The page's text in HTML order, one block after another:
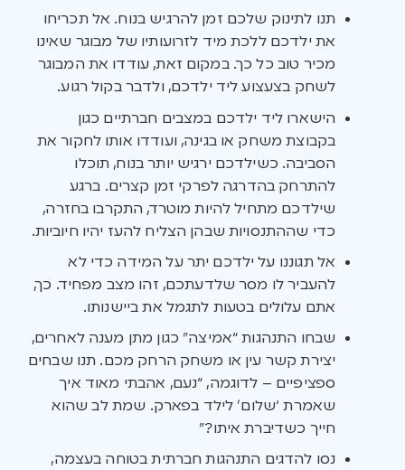
תנו לתינוק שלכם זמן להרגיש בנוח. אל תכריחו
את ילדכם ללכת מיד לזרועותיו של מבוגר שאינו
מכיר טוב כל כך. במקום זאת, עודדו את המבוגר
לשחק בצעצוע ליד ילדכם, ולדבר בקול רגוע.
הישארו ליד ילדכם במצבים חברתיים כגון
בקבוצת משחק או בגינה, ועודדו אותו לחקור את
הסביבה. כשילדכם ירגיש יותר בנוח, תוכלו
להתרחק בהדרגה לפרקי זמן קצרים. ברגע
שילדכם מתחיל להיות מוטרד, התקרבו בחזרה,
כדי שההתנסויות שבהן הצליח להעז יהיו חיוביות.
אל תגוננו על ילדכם יתר על המידה כדי לא
להעביר לו מסר שלדעתכם, זהו מצב מפחיד. כך,
אתם עלולים בטעות לתגמל את ביישנותו.
שבחו התנהגות “אמיצה” כגון מתן מענה לאחרים,
יצירת קשר עין או משחק הרחק מכם. תנו שבחים
ספציפיים – לדוגמה, “נעם, אהבתי מאוד איך
שאמרת ‘שלום’ לילד בפארק. שמת לב שהוא
חייך כשדיברת איתו?”
נסו להדגים התנהגות חברתית בטוחה בעצמה,